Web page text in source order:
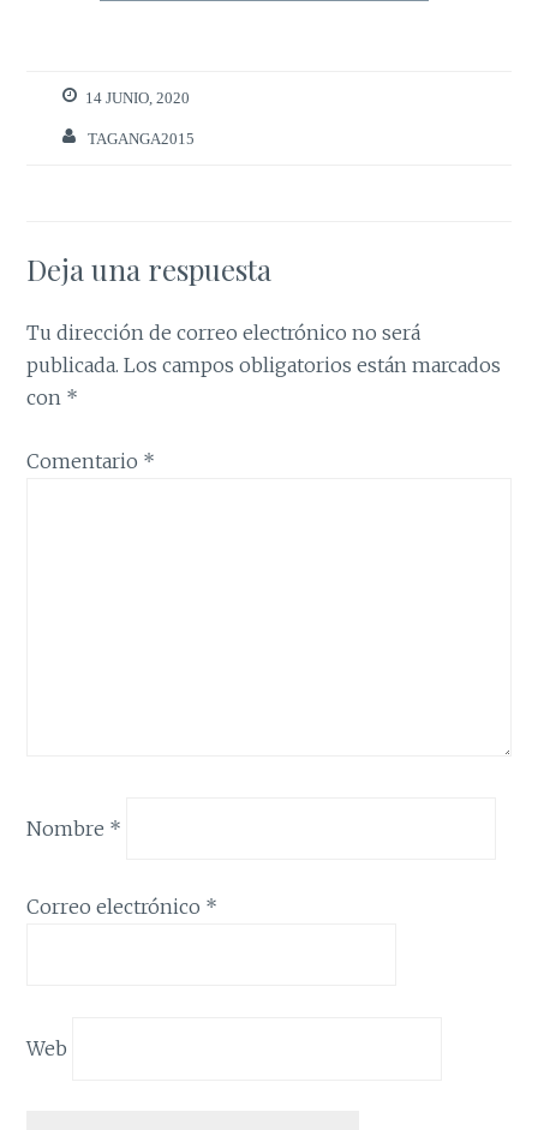
14 JUNIO, 2020
TAGANGA2015
Deja una respuesta
Tu dirección de correo electrónico no será
publicada. Los campos obligatorios están marcados
con *
Comentario *
Nombre *
Correo electrónico *
Web